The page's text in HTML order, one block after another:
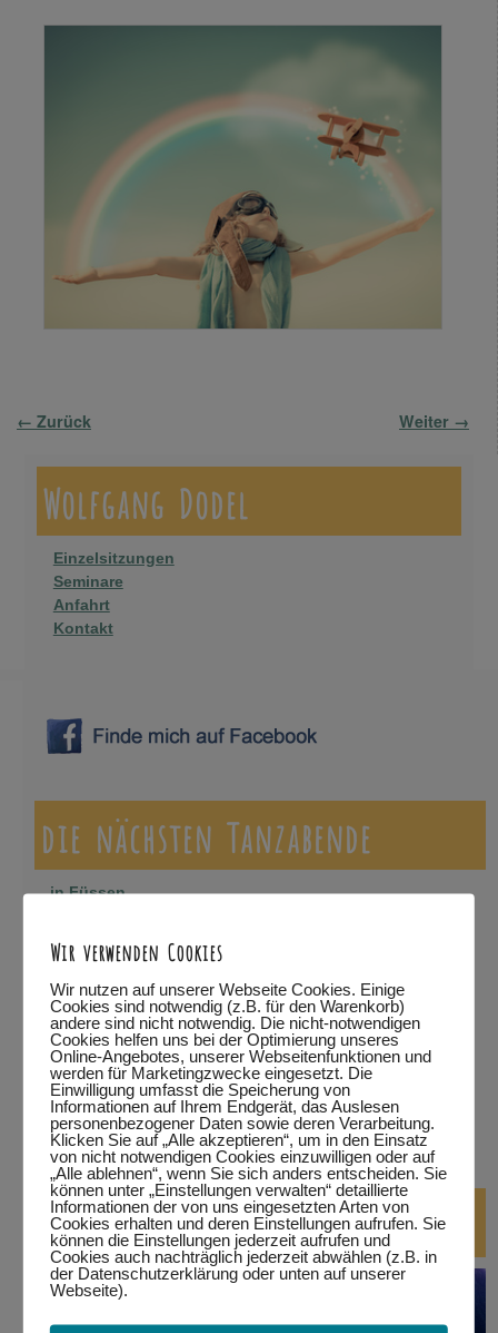
Bilder-Navigation
← Zurück Weiter →
Wolfgang Dodel
Einzelsitzungen
Seminare
Anfahrt
Kontakt
die nächsten Tanzabende
…in Füssen
…in Kempten
…in Marktoberdorf
…in Wertach
alle Termine
bitte auf den jeweiligen Link klicken. Eine Teilnahme ist nur
mit Anmeldung möglich!
DJ-Kurse
Wir verwenden Cookies
Wir nutzen auf unserer Webseite Cookies. Einige
Cookies sind notwendig (z.B. für den Warenkorb)
andere sind nicht notwendig. Die nicht-notwendigen
Cookies helfen uns bei der Optimierung unseres
Online-Angebotes, unserer Webseitenfunktionen und
werden für Marketingzwecke eingesetzt. Die
Einwilligung umfasst die Speicherung von
Informationen auf Ihrem Endgerät, das Auslesen
personenbezogener Daten sowie deren Verarbeitung.
Klicken Sie auf „Alle akzeptieren“, um in den Einsatz
von nicht notwendigen Cookies einzuwilligen oder auf
„Alle ablehnen“, wenn Sie sich anders entscheiden. Sie
können unter „Einstellungen verwalten“ detaillierte
Informationen der von uns eingesetzten Arten von
Cookies erhalten und deren Einstellungen aufrufen. Sie
können die Einstellungen jederzeit aufrufen und
Cookies auch nachträglich jederzeit abwählen (z.B. in
der Datenschutzerklärung oder unten auf unserer
Webseite).